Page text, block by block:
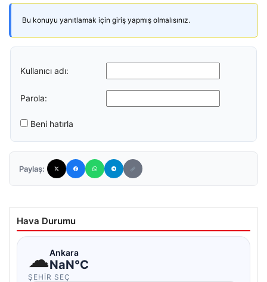
Bu konuyu yanıtlamak için giriş yapmış olmalısınız.
Kullanıcı adı:
Parola:
Beni hatırla
Paylaş:
Hava Durumu
☁Ankara
NaN°C
ŞEHIR SEÇ